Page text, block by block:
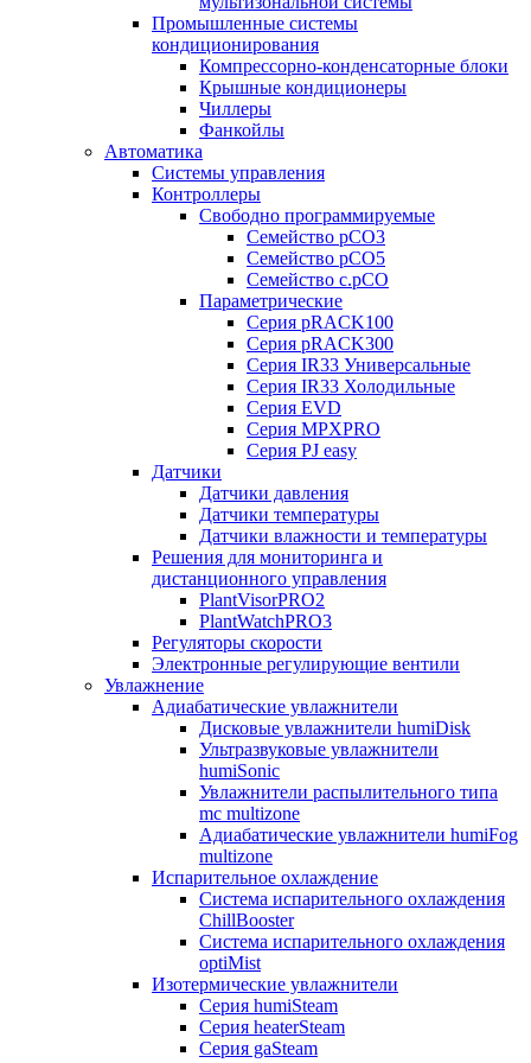
Промышленные системы
кондиционирования
Компрессорно-конденсаторные блоки
Крышные кондиционеры
Чиллеры
Фанкойлы
Автоматика
Системы управления
Контроллеры
Свободно программируемые
Семейство pCO3
Семейство pCO5
Семейство c.pCO
Параметрические
Серия pRACK100
Серия pRACK300
Серия IR33 Универсальные
Серия IR33 Холодильные
Серия EVD
Серия MPXPRO
Серия PJ easy
Датчики
Датчики давления
Датчики температуры
Датчики влажности и температуры
Решения для мониторинга и
дистанционного управления
PlantVisorPRO2
PlantWatchPRO3
Регуляторы скорости
Электронные регулирующие вентили
Увлажнение
Адиабатические увлажнители
Дисковые увлажнители humiDisk
Ультразвуковые увлажнители
humiSonic
Увлажнители распылительного типа
mc multizone
Адиабатические увлажнители humiFog
multizone
Испарительное охлаждение
Система испарительного охлаждения
ChillBooster
Система испарительного охлаждения
optiMist
Изотермические увлажнители
Серия humiSteam
Серия heaterSteam
Серия gaSteam